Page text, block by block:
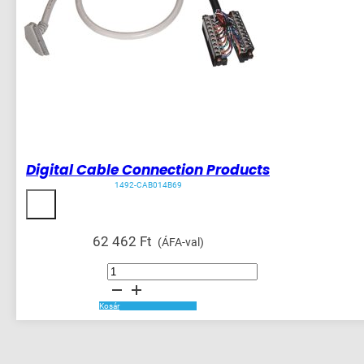
Digital Cable Connection Products
1492-CAB014B69
62 462 Ft (ÁFA-val)
Digital
Cable
Connection
Products
mennyiség
Kosár